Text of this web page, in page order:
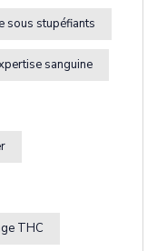
sous stupéfiants
sanguine
THC